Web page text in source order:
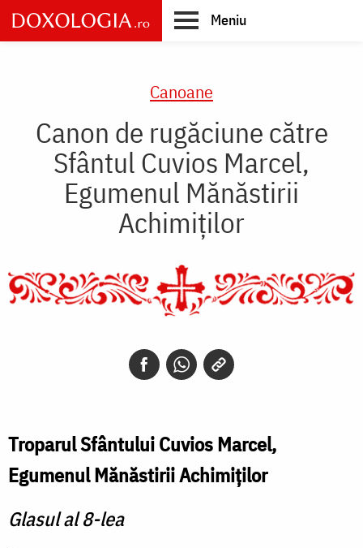
Skip
to
main
Meniu
Canoane
Canon de rugăciune către
Sfântul Cuvios Marcel,
Egumenul Mănăstirii
Achimiţilor
Troparul Sfântului Cuvios Marcel,
Egumenul Mănăstirii Achimiţilor
Glasul al 8-lea